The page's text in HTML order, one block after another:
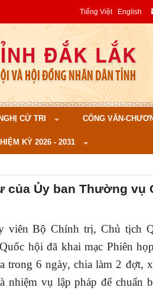
Tiếng Việt English
CỬ TRI CÔNG VĂN-
KỲ 2026 - 2031
của Ủy ban Thường vụ
viên Bộ Chính trị, Chủ tịch
hội đã khai mạc Phiên
trong 6 ngày, chia làm 2 đợt,
nhiệm vụ lập pháp để chuẩn